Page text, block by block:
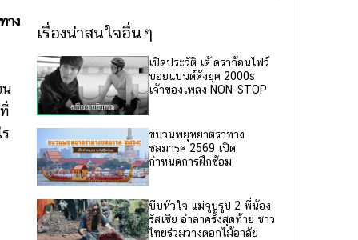
าง
น
เรื่องน่าสนใจอื่นๆ
เปิดประวัติ เต้ ดราก้อนไฟว์
บอยแบนด์ดังยุค 2000s
เจ้าของเพลง NON-STOP
ขบวนพยุหยาตราทาง
ชลมารค 2569 เปิด
กำหนดการฝึกซ้อม
บีบหัวใจ แม่จูบรูป 2 พี่น้อง
รัสเซีย อำลาครั้งสุดท้าย ชาว
ไทยร่วมวางดอกไม้อาลัย